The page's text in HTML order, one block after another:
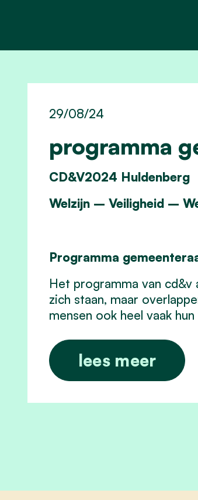
programma
29/08/24
CD&V2024 Huldenberg
Welzijn – Veiligheid –
Programma
Het programma van
zich staan, maar
mensen ook heel vaak
lees meer